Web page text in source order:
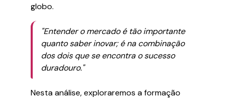
globo.
"Entender o mercado é tão importante
quanto saber inovar; é na combinação
dos dois que se encontra o sucesso
duradouro."
Nesta análise, exploraremos a formação